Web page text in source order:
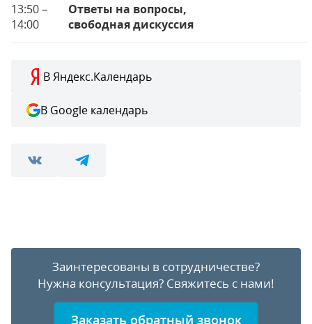
13:50 –
14:00
Ответы на вопросы,
свободная дискуссия
В Яндекс.Календарь
В Google календарь
Заинтересованы в сотрудничестве?
Нужна консультация? Свяжитесь с нами!
Заказать обратный звонок